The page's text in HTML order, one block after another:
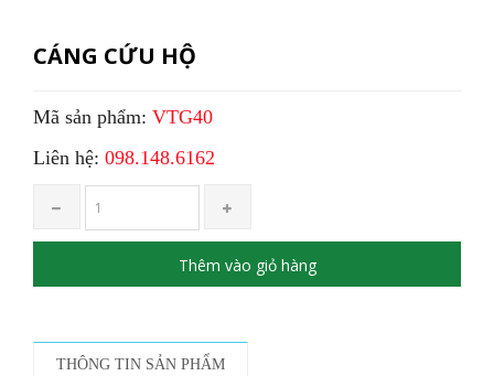
CÁNG CỨU HỘ
Mã sản phẩm: VTG40
Liên hệ: 098.148.6162
Thêm vào giỏ hàng
THÔNG TIN SẢN PHẨM